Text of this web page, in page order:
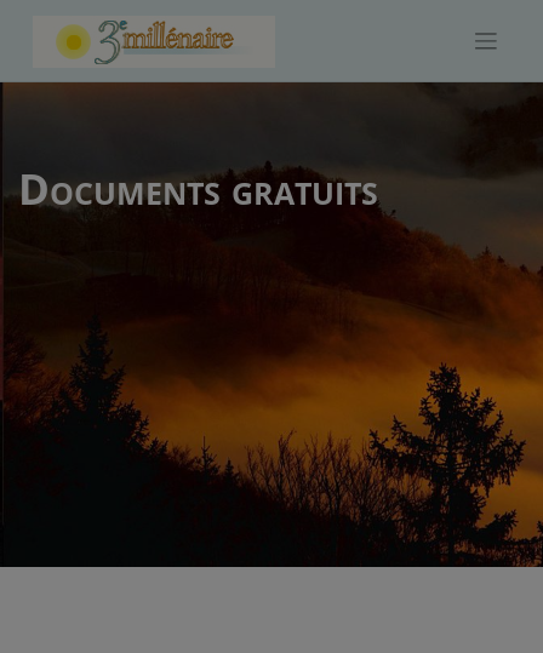
Documents gratuits